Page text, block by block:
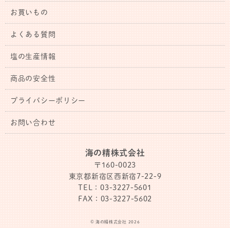
お買いもの
よくある質問
塩の生産情報
商品の安全性
プライバシーポリシー
お問い合わせ
海の精株式会社
〒160-0023
東京都新宿区西新宿7-22-9
TEL：03-3227-5601
FAX：03-3227-5602
© 海の精株式会社 2026